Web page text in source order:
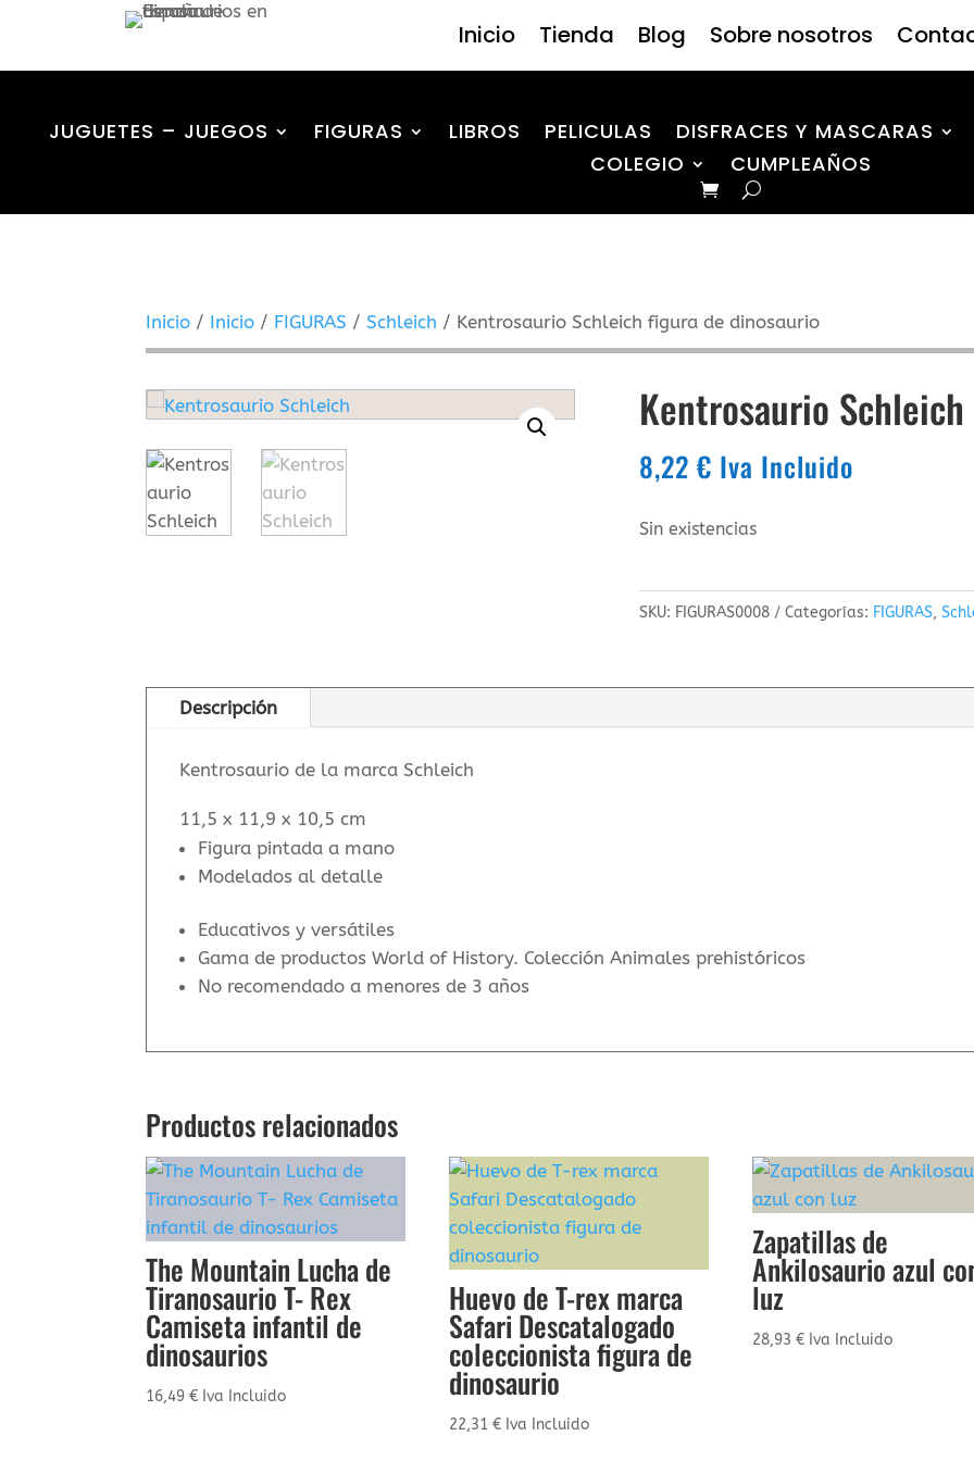
Inicio Tienda Blog Sobre nosotros
JUGUETES – JUEGOS FIGURAS LIBROS PELICULAS
DISFRACES Y MASCARAS
COLEGIO
CUMPLEAÑOS
Inicio / Inicio / FIGURAS /Schleich / Kentrosaurio Schleich figura de dinosaurio
Kentrosaurio
8,22€ Iva Incluido
Sin existencias
SKU: FIGURAS0008 Categorías: FIGURAS,
Descripción
Kentrosaurio de la marca Schleich
11,5 x 11,9 x 10,5 cm
Figura pintada a mano
Modelados al detalle
Educativos y versátiles
Gama de productos World of History. Colección Animales prehistóricos
No recomendado a menores de 3 años
Productos relacionados
The Mountain Lucha de
Tiranosaurio T- Rex
Camiseta infantil de
dinosaurios
16,49€ Iva Incluido
Huevo de T-rex marca
Safari Descatalogado
coleccionista figura de
dinosaurio
22,31€ Iva Incluido
Zapatillas de
Ankilosaurio azul
luz
28,93€ Iva Incluido